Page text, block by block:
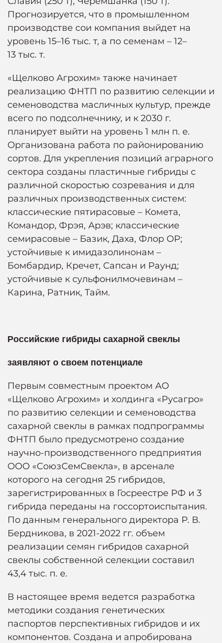
Прогнозируется, что в промышленном
производстве сои компания выйдет на
уровень 15–16 тыс. т, а по семенам – 12–
13 тыс. т.
«Щелково Агрохим» также начинает
реализацию ФНТП по развитию селекции и
семеноводства масличных культур, прежде
всего по подсолнечнику, и к 2030 г.
планирует выйти на уровень 1 млн п. е.
Организована работа по районированию
сортов. Для укрепления позиций аграрного
сектора созданы пластичные гибриды с
различной скоростью созревания и для
различных производственных систем:
классические пятирасовые – Комета,
Командор, Фрэя, Арэв; классические
семирасовые – Базик, Даха, Флор ОР;
устойчивые к имидазолинонам –
Бомбардир, Кречет, Сапсан и Раунд;
устойчивые к сульфонилмочевинам –
Карина, Ратник, Тайм.
Российские гибриды сахарной свеклы
заявляют о своем потенциале
Первым совместным проектом АО
«Щелково Агрохим» и холдинга «Русагро»
по развитию селекции и семеноводства
сахарной свеклы в рамках подпрограммы
ФНТП было предусмотрено создание
научно-производственного предприятия
ООО «СоюзСемСвекла», в арсенале
которого на сегодня 25 гибридов,
зарегистрированных в Госреестре РФ и 3
гибрида переданы на госсортоиспытания.
По данным генерального директора Р. В.
Бердникова, в 2021-2022 гг. объем
реализации семян гибридов сахарной
свеклы собственной селекции составил
43,4 тыс. п. е.
В настоящее время ведется разработка
методики создания генетических
паспортов перспективных гибридов и их
компонентов. Создана и апробирована